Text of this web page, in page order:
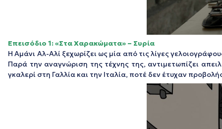
Επεισόδιο 1: «Στα Χαρακώματα» – Συρία
Η Αμάνι Αλ-Αλί ξεχωρίζει ως μία από τις λίγες
Παρά την αναγνώριση της τέχνης της, αντιμετωπίζει
γκαλερί στη Γαλλία και την Ιταλία, ποτέ δεν έτυχαν